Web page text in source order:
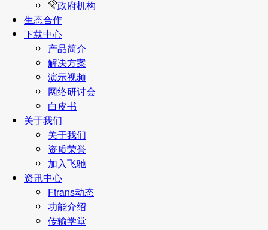
政府机构
生态合作
下载中心
产品简介
解决方案
演示视频
网络研讨会
白皮书
关于我们
关于我们
资质荣誉
加入飞驰
资讯中心
Ftrans动态
功能介绍
传输学堂